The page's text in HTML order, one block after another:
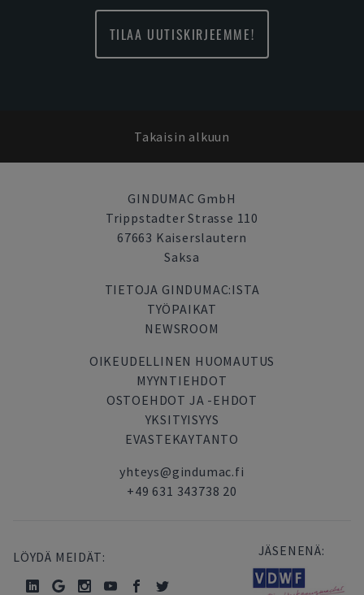
TILAA UUTISKIRJEEMME!
Takaisin alkuun
GINDUMAC GmbH
Trippstadter Strasse 110
67663 Kaiserslautern
Saksa
TIETOJA GINDUMAC:ISTA
TYÖPAIKAT
NEWSROOM
OIKEUDELLINEN HUOMAUTUS
MYYNTIEHDOT
OSTOEHDOT JA -EHDOT
YKSITYISYYS
EVASTEKAYTANTO
yhteys@gindumac.fi
+49 631 343738 20
LÖYDÄ MEIDÄT: JÄSENENÄ: